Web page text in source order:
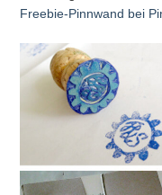
Freebie-Pinnwand bei